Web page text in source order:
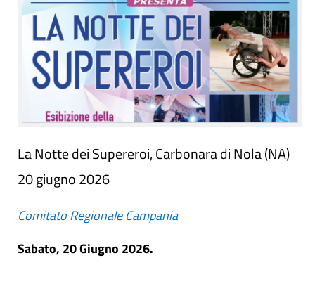
La Notte dei Supereroi, Carbonara di Nola (NA)
20 giugno 2026
Comitato Regionale Campania
Sabato, 20 Giugno 2026.